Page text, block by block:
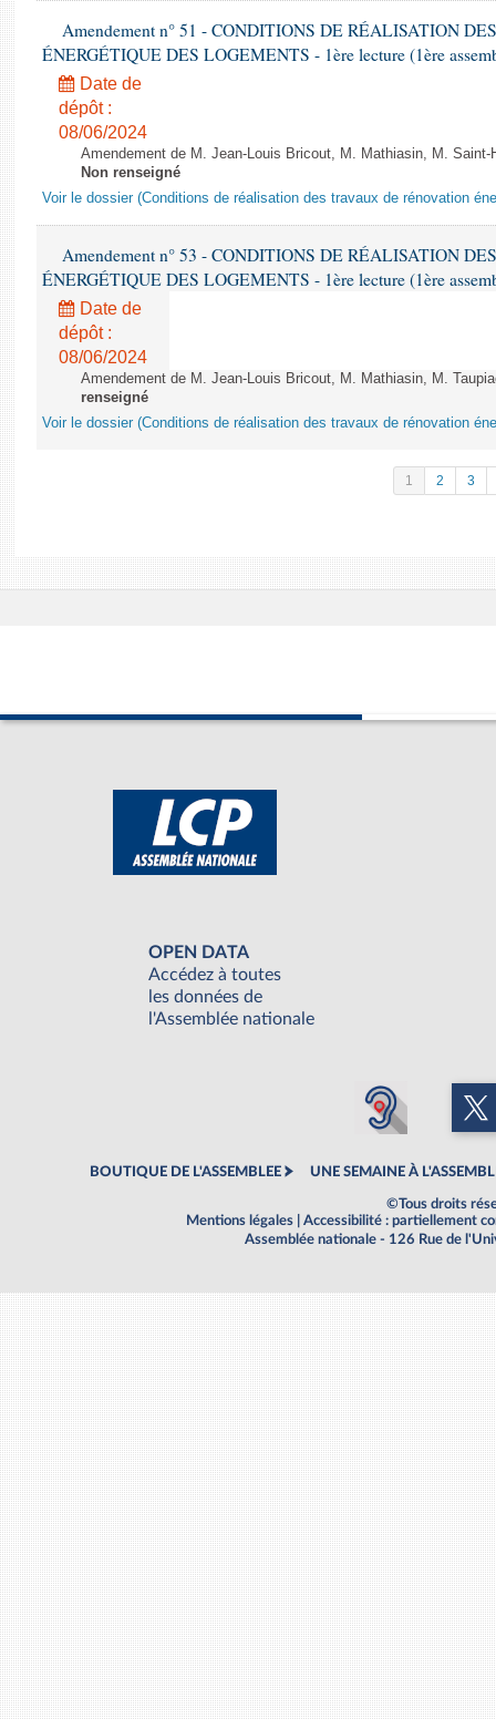
Amendement n° 51 - CONDITIONS DE RÉALISATION
ÉNERGÉTIQUE DES LOGEMENTS - 1ère lecture (1ère
Date de
dépôt :
08/06/2024
Amendement de M. Jean-Louis Bricout, M. Mathiasin, M.
Non renseigné
Voir le dossier (Conditions de réalisation des travaux de rénovation
Amendement n° 53 - CONDITIONS DE RÉALISATION
ÉNERGÉTIQUE DES LOGEMENTS - 1ère lecture (1ère
Date de
dépôt :
08/06/2024
Amendement de M. Jean-Louis Bricout, M. Mathiasin, M.
renseigné
Voir le dossier (Conditions de réalisation des travaux de rénovation
1 2 3
OPEN DATA
Accédez à toutes
les données de
l'Assemblée nationale
BOUTIQUE DE L'ASSEMBLEE UNE SEMAINE À
©Tous droits
Mentions légales
Accessibilité : partiellement
Assemblée nationale - 126 Rue de